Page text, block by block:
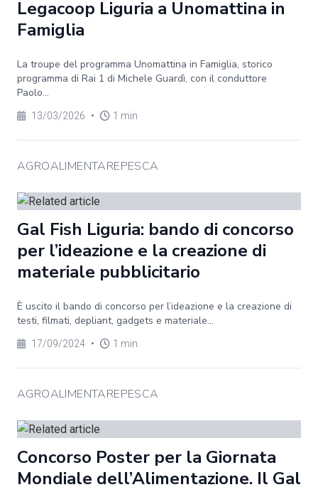
Legacoop Liguria a Unomattina in
Famiglia
La troupe del programma Unomattina in Famiglia, storico
programma di Rai 1 di Michele Guardì, con il conduttore
Paolo...
13/03/2026 • 1 min
AGROALIMENTAREPESCA
Gal Fish Liguria: bando di concorso
per l’ideazione e la creazione di
materiale pubblicitario
È uscito il bando di concorso per l’ideazione e la creazione di
testi, filmati, depliant, gadgets e materiale...
17/09/2024 • 1 min
AGROALIMENTAREPESCA
Concorso Poster per la Giornata
Mondiale dell’Alimentazione. Il Gal